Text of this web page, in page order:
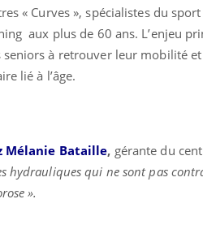
« Curves », spécialistes du
aux plus de 60 ans. L’enjeu
seniors à retrouver leur mobilité
lié à l’âge.
Mélanie Bataille, gérante du
hydrauliques qui ne sont pas
».
mentale : et si on
Youtube
le diabète de type 2
Youtube
Eczéma
préparer